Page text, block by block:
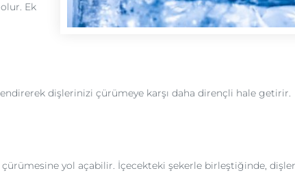
Ek
dişlerinizi çürümeye karşı daha dirençli hale getirir.
çürümesine yol açabilir. İçecekteki şekerle birleştiğinde,